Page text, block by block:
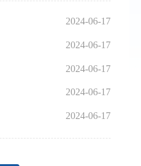
2024-06-17
2024-06-17
2024-06-17
2024-06-17
2024-06-17